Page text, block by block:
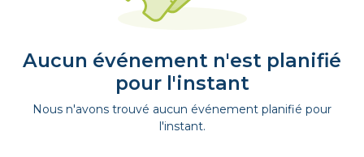
Aucun événement n'est planifié
pour l'instant
Nous n'avons trouvé aucun événement planifié pour
l'instant.